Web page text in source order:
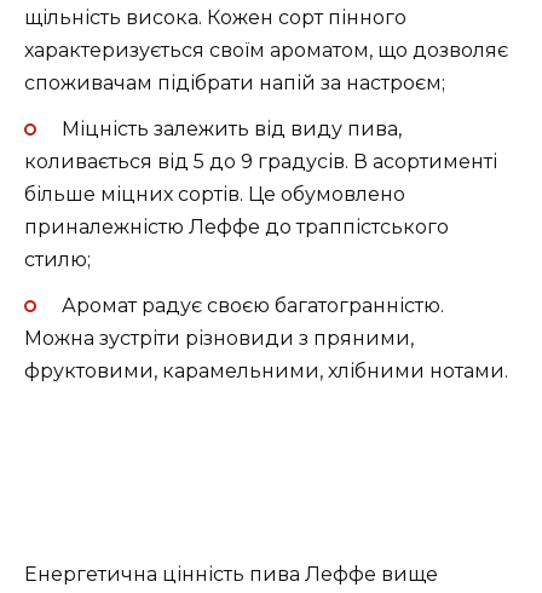
щільність висока. Кожен сорт пінного
характеризується своїм ароматом, що дозволяє
споживачам підібрати напій за настроєм;
Міцність залежить від виду пива,
коливається від 5 до 9 градусів. В асортименті
більше міцних сортів. Це обумовлено
приналежністю Леффе до траппістського
стилю;
Аромат радує своєю багатогранністю.
Можна зустріти різновиди з пряними,
фруктовими, карамельними, хлібними нотами.
Енергетична цінність пива Леффе вище